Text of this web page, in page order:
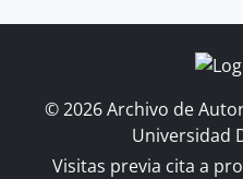
© 2026 Archivo de
Universidad
Visitas previa cita a